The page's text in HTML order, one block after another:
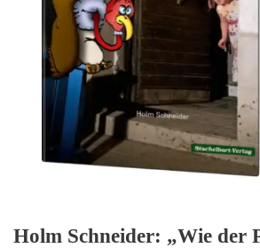
Holm Schneider: „Wie der